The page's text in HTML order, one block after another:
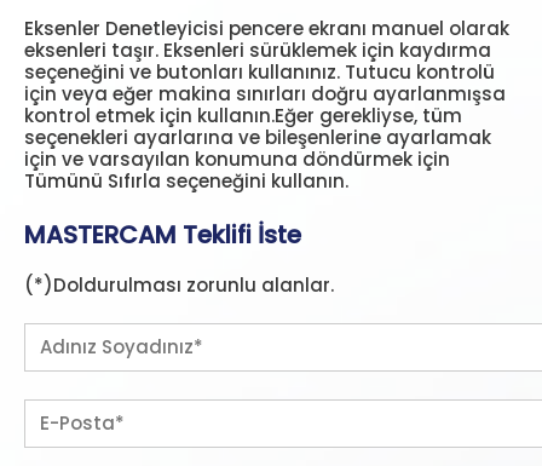
Eksenler Denetleyicisi pencere ekranı manuel olarak
eksenleri taşır. Eksenleri sürüklemek için kaydırma
seçeneğini ve butonları kullanınız. Tutucu kontrolü
için veya eğer makina sınırları doğru ayarlanmışsa
kontrol etmek için kullanın.Eğer gerekliyse, tüm
seçenekleri ayarlarına ve bileşenlerine ayarlamak
için ve varsayılan konumuna döndürmek için
Tümünü Sıfırla seçeneğini kullanın.
MASTERCAM Teklifi İste
(*)Doldurulması zorunlu alanlar.